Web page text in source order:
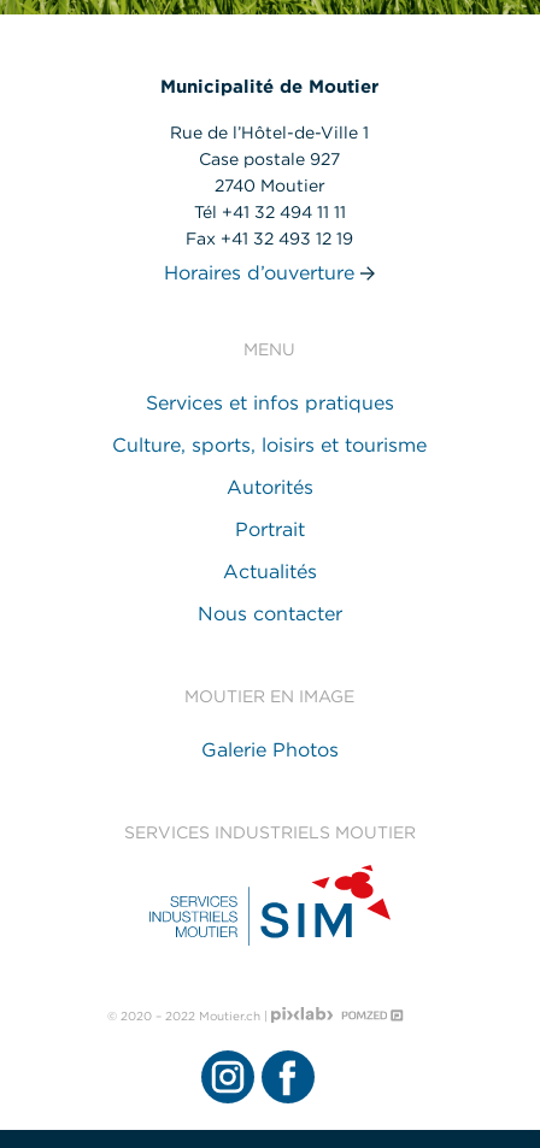
Municipalité de Moutier
Rue de l’Hôtel-de-Ville 1
Case postale 927
2740 Moutier
Tél +41 32 494 11 11
Fax +41 32 493 12 19
Horaires d’ouverture
MENU
Services et infos pratiques
Culture, sports, loisirs et tourisme
Autorités
Portrait
Actualités
Nous contacter
MOUTIER EN IMAGE
Galerie Photos
SERVICES INDUSTRIELS MOUTIER
© 2020 – 2022 Moutier.ch |